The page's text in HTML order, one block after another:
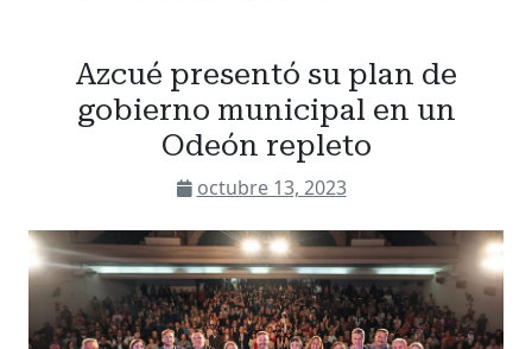
Azcué presentó su plan de
gobierno municipal en un
Odeón repleto
octubre 13, 2023